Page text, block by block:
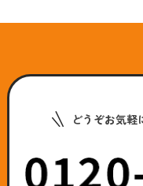
どうぞお気軽